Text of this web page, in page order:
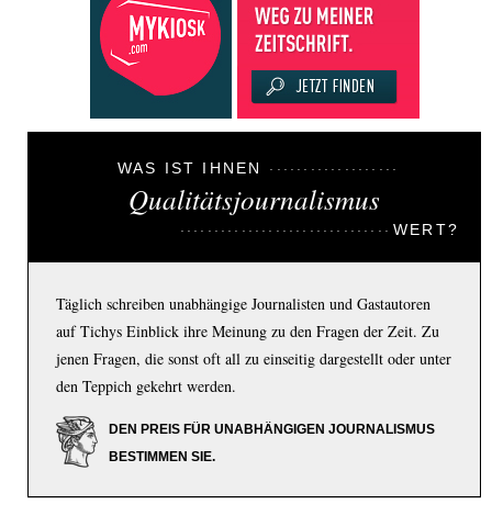
WAS IST IHNEN
Qualitätsjournalismus
WERT?
Täglich schreiben unabhängige Journalisten und Gastautoren
auf Tichys Einblick ihre Meinung zu den Fragen der Zeit. Zu
jenen Fragen, die sonst oft all zu einseitig dargestellt oder unter
den Teppich gekehrt werden.
DEN PREIS FÜR UNABHÄNGIGEN JOURNALISMUS
BESTIMMEN SIE.